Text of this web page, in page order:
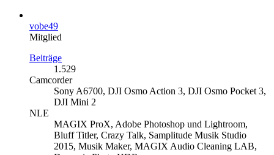
vobe49
Mitglied
Beiträge
1.529
Camcorder
Sony A6700, DJI Osmo Action 3, DJI Osmo Pocket 3,
DJI Mini 2
NLE
MAGIX ProX, Adobe Photoshop und Lightroom,
Bluff Titler, Crazy Talk, Samplitude Musik Studio
2015, Musik Maker, MAGIX Audio Cleaning LAB,